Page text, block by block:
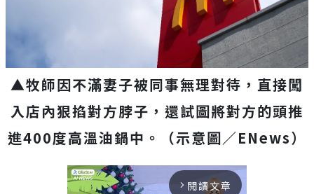
▲牧師因不滿妻子被同事無理對待，直接闖
入店內狠掐對方脖子，還試圖將對方的頭推
進400度高溫油鍋中。（示意圖／ENews）
arrow_forward_ios 閱讀文章